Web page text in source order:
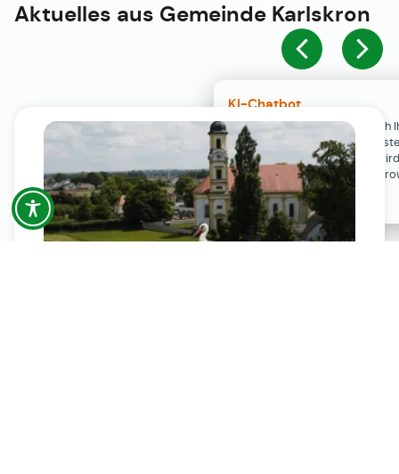
KI-Chatbot
Der KI-Chatbot steht erst nach
Einwilligung in den Cookie-
Verfügung. Der Chat-Verlauf
ausschließlich lokal in Ihrem
gespeichert.
Aktuelles aus Gemeinde Karlskron